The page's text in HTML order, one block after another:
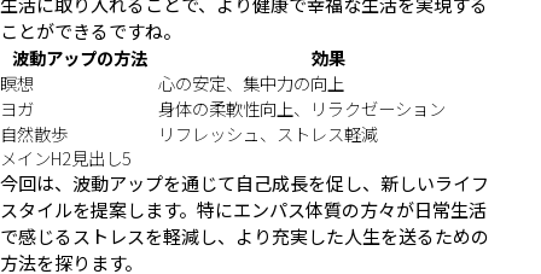
ことができるですね。
波動アップの方法
効果
瞑想
心の安定、集中力の向上
ヨガ
身体の柔軟性向上、リラクゼーション
自然散歩
リフレッシュ、ストレス軽減
メインH2見出し5
今回は、波動アップを通じて自己成長を促し、新しいライフ
スタイルを提案します。特にエンパス体質の方々が日常生活
で感じるストレスを軽減し、より充実した人生を送るための
方法を探ります。